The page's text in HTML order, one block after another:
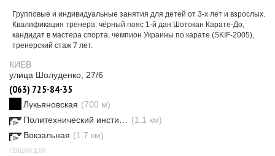
Групповые и индивидуальные занятия для детей от 3-х лет и взрослых.
Квалификация тренера: чёрный пояс 1-й дан Шотокан Карате-До,
кандидат в мастера спорта, чемпион Украины по карате (SKIF-2005),
тренерский стаж 7 лет.
КИЕВ
улица Шолуденко, 27/6
(063) 725-84-35
Лукьяновская (700 м)
(1.1 км)
Вокзальная (1.7 км)
СЕКЦИЯ ДЛЯ